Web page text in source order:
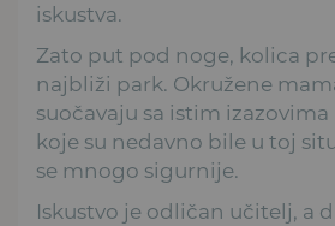
iskustva.
Zato put pod noge, kolica
najbliži park. Okružene
suočavaju sa istim izazovima
koje su nedavno bile u toj
se mnogo sigurnije.
Iskustvo je odličan učitelj, a